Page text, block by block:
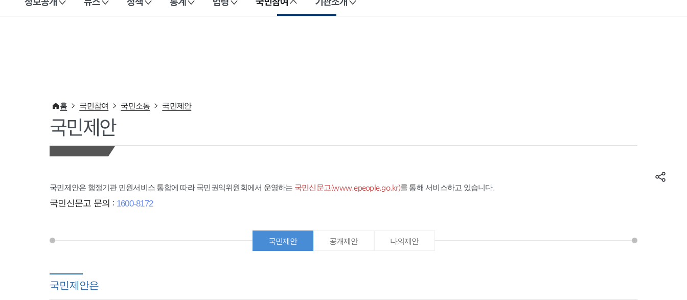
이 누리집은 대한민국 공식 전자정부 누리집입니다.
홈 국민참여 국민소통 국민제안
국민제안
국민제안은 행정기관 민원서비스 통합에 따라 국민권익위원회에서 운영하는 국민신문고(www.epeople.go.kr)를 통해 서비스하고 있습니다.
국민신문고 문의 : 1600-8172
국민제안 공개제안 나의제안
국민제안은